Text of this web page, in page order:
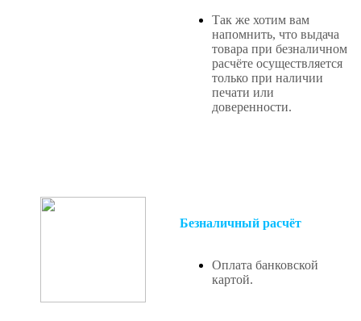
Так же хотим вам
напомнить, что выдача
товара при безналичном
расчёте осуществляется
только при наличии
печати или
доверенности.
Безналичный расчёт
Оплата банковской
картой.